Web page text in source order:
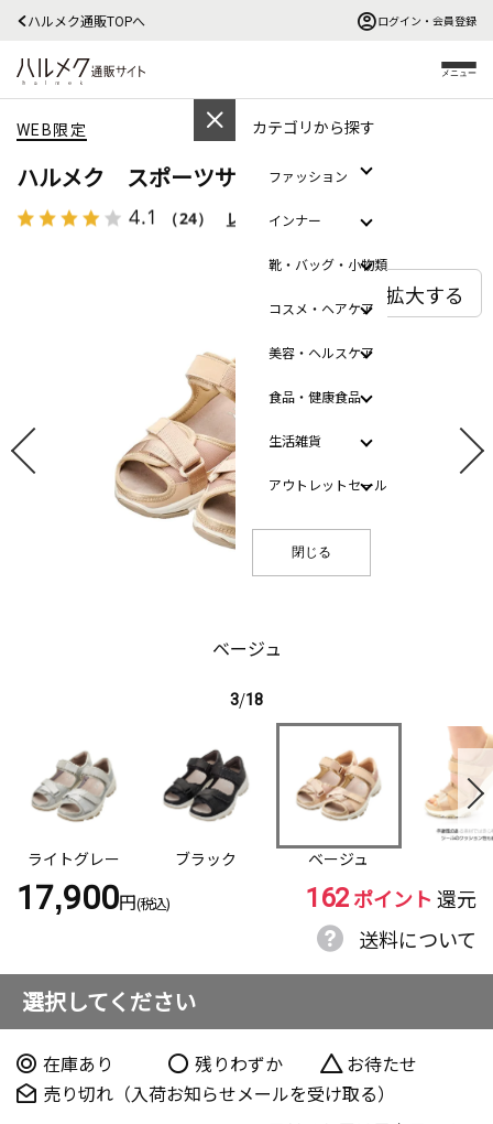
ハルメク通販TOPへ ログイン・会員登録
メニュー
カテゴリから探す
ファッション
インナー
靴・バッグ・小物類
コスメ・ヘアケア
美容・ヘルスケア
食品・健康食品
生活雑貨
アウトレットセール
閉じる
WEB限定
ハルメク スポーツサンダルⅡ
4.1 （24） レビューを見る
ベージュ
拡大する
3/18
ライトグレー ブラック ベージュ
17,900円(税込) 162ポイント 還元
送料について
選択してください
在庫あり 残りわずか
お待たせ
売り切れ（入荷お知らせメールを受け取る）